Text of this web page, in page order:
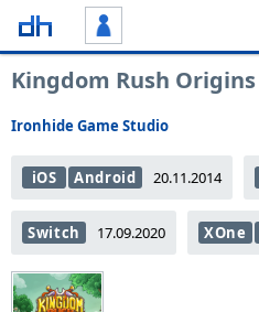
Kingdom Rush Origins
Ironhide Game Studio
iOS Android 20.11.2014
Switch 17.09.2020 XOne